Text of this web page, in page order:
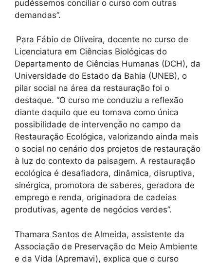
pudéssemos conciliar o curso com outras
demandas”.
Para Fábio de Oliveira, docente no curso de
Licenciatura em Ciências Biológicas do
Departamento de Ciências Humanas (DCH), da
Universidade do Estado da Bahia (UNEB), o
pilar social na área da restauração foi o
destaque. “O curso me conduziu a reflexão
diante daquilo que eu tomava como única
possibilidade de intervenção no campo da
Restauração Ecológica, valorizando ainda mais
o social no cenário dos projetos de restauração
à luz do contexto da paisagem. A restauração
ecológica é desafiadora, dinâmica, disruptiva,
sinérgica, promotora de saberes, geradora de
emprego e renda, originadora de cadeias
produtivas, agente de negócios verdes”.
Thamara Santos de Almeida, assistente da
Associação de Preservação do Meio Ambiente
e da Vida (Apremavi), explica que o curso